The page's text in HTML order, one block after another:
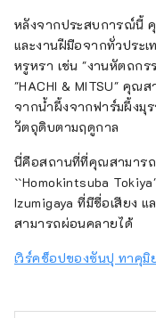
หลังจากประสบการณ์นี้
และงานฝีมือจากทั่วประ
หรูหรา เช่น "งานหัตถก
"HACHI & MITSU" คุณ
จากน้ำผึ้งจากฟาร์มผึ้งมุ
วัตถุดิบตามฤดูกาล
นี่คือสถานที่ที่คุณสามารถ
``Homokintsuba
Izumigaya ที่มีชื่อเสียง แ
สามารถผ่อนคลายได้
เวิร์คช็อปของซันปุ ทาคุมิ